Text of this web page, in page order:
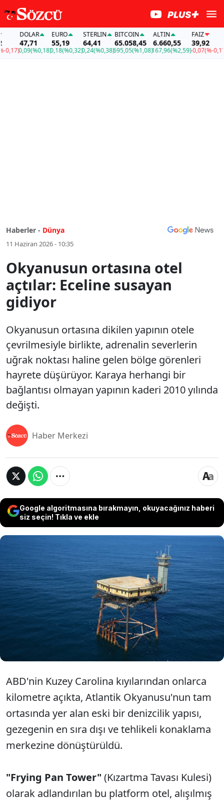
DOLAR
47,71
0,09(%0,18)
EURO
55,19
0,18(%0,32)
STERLIN
64,41
0,24(%0,38)
BITCOIN
65.058,45
695,05(%1,08)
ALTIN
6.660,55
167,96(%2,59)
FAİZ
39,92
-0,07(%-0,17)
Haberler - Dünya
11 Haziran 2026 - 10:35
Okyanusun ortasına otel
açtılar: Eceline susayan
gidiyor
Okyanusun ortasına dikilen yapının otele
çevrilmesiyle birlikte, adrenalin severlerin
uğrak noktası haline gelen bölge görenleri
hayrete düşürüyor. Karaya herhangi bir
bağlantısı olmayan yapının kaderi 2010 yılında
değişti.
Haber Merkezi
Google algoritmasına bırakmayın, okuyacağınız haberi
siz seçin! Tıkla ve ekle
Okyanusun ortasına dikilen yapının otele
çevrilmesiyle birlikte, adrenalin severlerin
uğrak noktası haline gelen bölge görenleri
hayrete düşürüyor. Karaya herhangi bir
bağlantısı olmayan yapının kaderi 2010 yılında
değişti.
ABD'nin Kuzey Carolina kıyılarından onlarca
kilometre açıkta, Atlantik Okyanusu'nun tam
ortasında yer alan eski bir denizcilik yapısı,
gezegenin en sıra dışı ve tehlikeli konaklama
merkezine dönüştürüldü.
"Frying Pan Tower" (Kızartma Tavası Kulesi)
olarak adlandırılan bu platform otel, alışılmış